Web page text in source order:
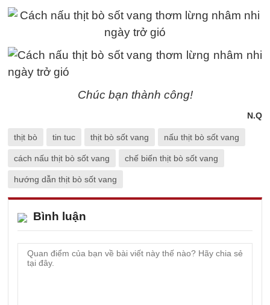
Chúc bạn thành công!
N.Q
thịt bò tin tuc thịt bò sốt vang nấu thịt bò sốt vang
cách nấu thịt bò sốt vang chế biến thịt bò sốt vang
hướng dẫn thịt bò sốt vang
Bình luận